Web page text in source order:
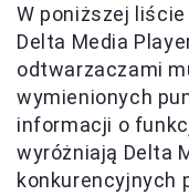
W poniższej
Delta Media
odtwarzaczami
wymienionych
informacji o
wyróżniają Delta
konkurencyjnych